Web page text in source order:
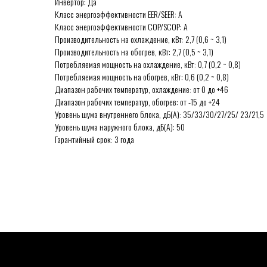
Класс энергоэффективности EER/SEER: А
Класс энергоэффективности COP/SCOP: А
Производительность на охлаждение, кВт: 2,7 (0,6 ~ 3,1)
Производительность на обогрев, кВт: 2,7 (0,5 ~ 3,1)
Потребляемая мощность на охлаждение, кВт: 0,7 (0,2 ~ 0,8)
Потребляемая мощность на обогрев, кВт: 0,6 (0,2 ~ 0,8)
Диапазон рабочих температур, охлаждение: от 0 до +46
Диапазон рабочих температур, обогрев: от -15 до +24
Уровень шума внутреннего блока, дБ(А): 35/33/30/27/25/ 23/21,5
Уровень шума наружного блока, дБ(А): 50
Гарантийный срок: 3 года